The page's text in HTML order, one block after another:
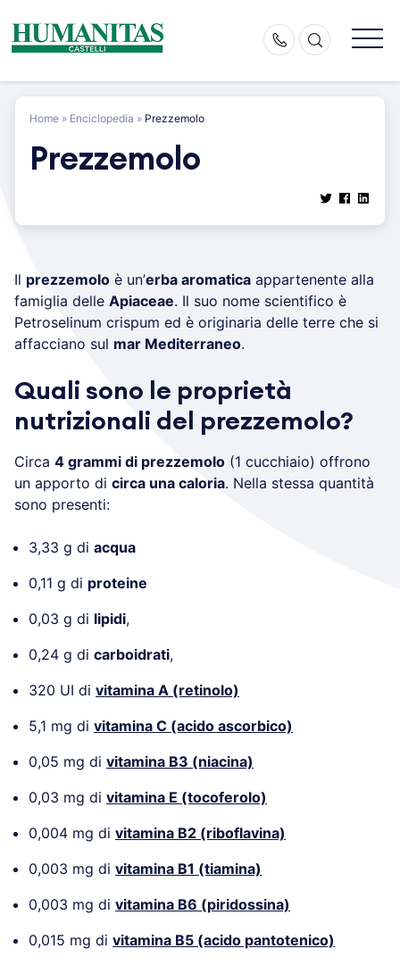
content
Home » Enciclopedia » Prezzemolo
Prezzemolo
Il prezzemolo è un’erba aromatica appartenente alla
famiglia delle Apiaceae. Il suo nome scientifico è
Petroselinum crispum ed è originaria delle terre che si
affacciano sul mar Mediterraneo.
Quali sono le proprietà
nutrizionali del prezzemolo?
Circa 4 grammi di prezzemolo (1 cucchiaio) offrono
un apporto di circa una caloria. Nella stessa quantità
sono presenti:
3,33 g di acqua
0,11 g di proteine
0,03 g di lipidi,
0,24 g di carboidrati,
320 UI di vitamina A (retinolo)
5,1 mg di vitamina C (acido ascorbico)
0,05 mg di vitamina B3 (niacina)
0,03 mg di vitamina E (tocoferolo)
0,004 mg di vitamina B2 (riboflavina)
0,003 mg di vitamina B1 (tiamina)
0,003 mg di vitamina B6 (piridossina)
0,015 mg di vitamina B5 (acido pantotenico)